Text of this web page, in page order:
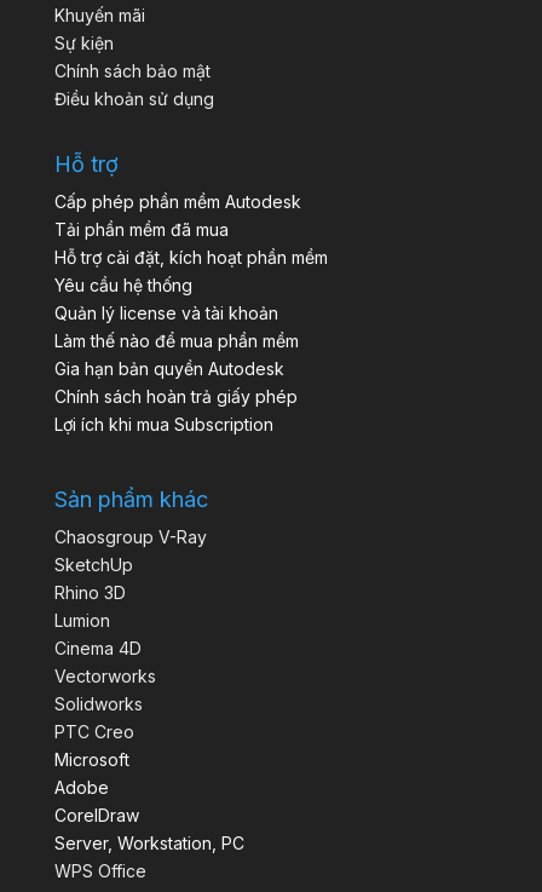
Khuyến mãi
Sự kiện
Chính sách bảo mật
Điều khoản sử dụng
Hỗ trợ
Cấp phép phần mềm Autodesk
Tải phần mềm đã mua
Hỗ trợ cài đặt, kích hoạt phần mềm
Yêu cầu hệ thống
Quản lý license và tài khoản
Làm thế nào để mua phần mềm
Gia hạn bản quyền Autodesk
Chính sách hoàn trả giấy phép
Lợi ích khi mua Subscription
Sản phẩm khác
Chaosgroup V-Ray
SketchUp
Rhino 3D
Lumion
Cinema 4D
Vectorworks
Solidworks
PTC Creo
Microsoft
Adobe
CorelDraw
Server, Workstation, PC
WPS Office